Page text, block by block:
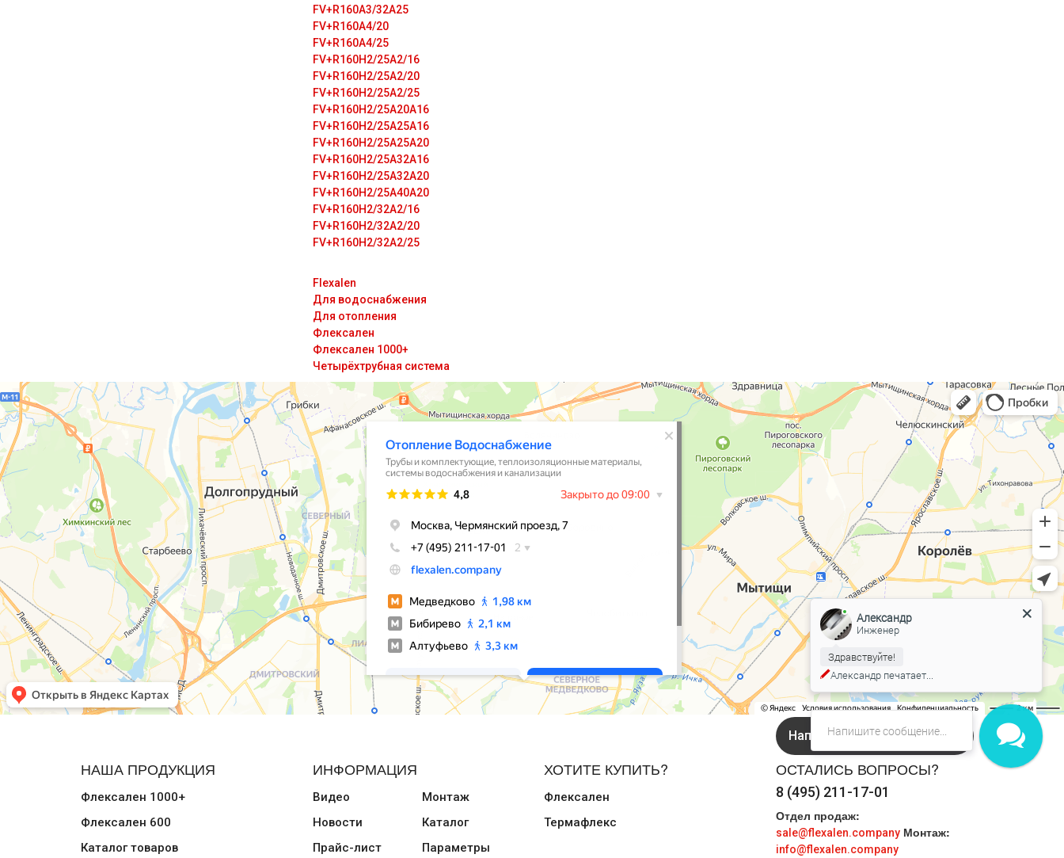
FV+R160A3/32A25
FV+R160A4/20
FV+R160A4/25
FV+R160H2/25A2/16
FV+R160H2/25A2/20
FV+R160H2/25A2/25
FV+R160H2/25A20A16
FV+R160H2/25A25A16
FV+R160H2/25A25A20
FV+R160H2/25A32A16
FV+R160H2/25A32A20
FV+R160H2/25A40A20
FV+R160H2/32A2/16
FV+R160H2/32A2/20
FV+R160H2/32A2/25
Flexalen
Для водоснабжения
Для отопления
Флексален
Флексален 1000+
Четырёхтрубная система
НАША ПРОДУКЦИЯ
Флексален 1000+
Флексален 600
Каталог товаров
ИНФОРМАЦИЯ
Видео
Новости
Прайс-лист
Монтаж
Каталог
Параметры
ХОТИТЕ КУПИТЬ?
Флексален
Термафлекс
ОСТАЛИСЬ ВОПРОСЫ?
8 (495) 211-17-01
Отдел продаж:
sale@flexalen.company Монтаж:
info@flexalen.company
Напишите нам в Онлайн чат!
Александр
Инженер
Здравствуйте!
Александр печатает...